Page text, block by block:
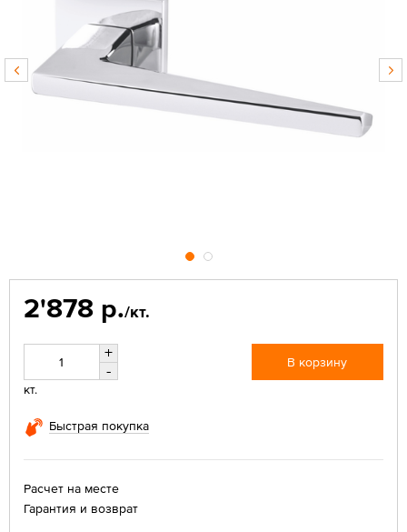
2'878 р./кт.
+
-
кт.
В корзину
Быстрая покупка
Расчет на месте
Гарантия и возврат